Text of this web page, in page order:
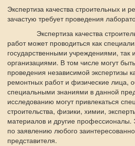
Экспертиза качества строительных и
зачастую требует проведения
Экспертиза качества
работ может проводиться как
государственными учреждениями, так
организациями. В том числе могут
проведения независимой экспертизы
ремонтных работ и физические лица,
специальными знаниями в данной
исследованию могут привлекаться
строительства, физики, химии,
материалов и другие профессионалы.
по заявлению любого
представителя.